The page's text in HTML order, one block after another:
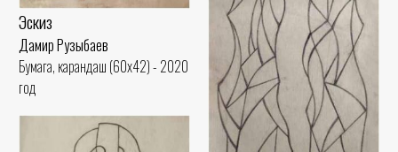
Эскиз
Дамир Рузыбаев
Бумага, карандаш (60x42) - 2020
год